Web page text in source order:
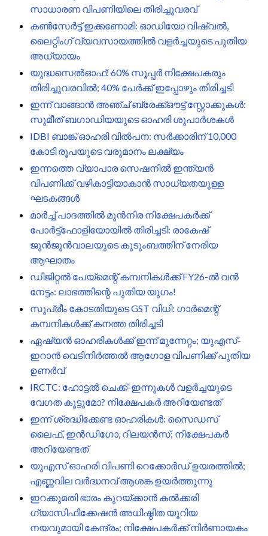
സാധാരണ വിപണിയിലെ തിരിച്ചുവരവ്
കൺസേർട്ട് ഇക്കണോമി: ഓഡിയോ വിഷ്വൽ,
ലൈറ്റിംഗ് വ്യവസായത്തിൽ വളർച്ചയുടെ പുതിയ
അധ്യായം
യുദ്ധസെൽഓഫ്: 60% സൂപ്പർ നിക്ഷേപകരും
തിരിച്ചുവരവിൽ; 40% പേർക്ക് ഇപ്പോഴും തിരിച്ചടി
ഇന്ന് വാങ്ങാൻ അഞ്ച് ബ്രേക്ക്ഔട്ട് സ്റ്റോക്കുകൾ:
സുമീത് ബഗാഡിയയുടെ ഓഹരി ശുപാർശകൾ
IDBI ബാങ്ക് ഓഹരി വിൽപന: സർക്കാരിന് 10,000
കോടി രൂപയുടെ വരുമാനം ലക്ഷ്യം
ഇന്നത്തെ വ്യാപാര സെഷനിൽ ഇന്ത്യൻ
വിപണിക്ക് വഴികാട്ടിയാകാൻ സാധ്യതയുള്ള
ഘടകങ്ങൾ
മാർച്ച് പാദത്തിൽ മുൻനിര നിക്ഷേപകർക്ക്
പോർട്ട്ഫോളിയോയിൽ തിരിച്ചടി: രാകേഷ്
ജുൻജുൻവാലയുടെ കുടുംബത്തിന് നേരിയ
ആഘാതം
ഡിജിറ്റൽ പേയ്മെന്റ് കമ്പനികൾക്ക് FY26-ൽ വൻ
നേട്ടം: ലാഭത്തിന്റെ പുതിയ യുഗം!
സുപ്രീം കോടതിയുടെ GST വിധി: ഗാർമെന്റ്
കമ്പനികൾക്ക് കനത്ത തിരിച്ചടി
ഏഷ്യൻ ഓഹരികൾക്ക് ഇന്ന് മുന്നേറ്റം; യുഎസ്-
ഇറാൻ വെടിനിർത്തൽ ആഗോള വിപണിക്ക് പുതിയ
ഉണർവ്
IRCTC: ഹോട്ടൽ ചെക്ക്-ഇന്നുകൾ വളർച്ചയുടെ
വേഗത കൂട്ടുമോ? നിക്ഷേപകർ അറിയേണ്ടത്
ഇന്ന് ശ്രദ്ധിക്കേണ്ട ഓഹരികൾ: സൈഡസ്
ലൈഫ്, ഇൻഡിഗോ, റിലയൻസ്; നിക്ഷേപകർ
അറിയേണ്ടത്
യുഎസ് ഓഹരി വിപണി റെക്കോർഡ് ഉയരത്തിൽ;
എണ്ണവില വർദ്ധനവ് ആശങ്ക ഉയർത്തുന്നു
ഇറക്കുമതി ഭാരം കുറയ്ക്കാൻ കൽക്കരി
ഗ്യാസിഫിക്കേഷൻ അധിഷ്ഠിത യൂറിയ
നയവുമായി കേന്ദ്രം; നിക്ഷേപകർക്ക് നിർണായകം